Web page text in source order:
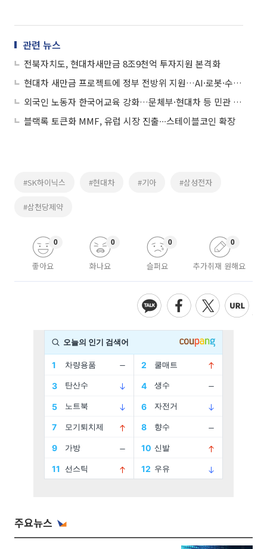
관련 뉴스
전북자치도, 현대차새만금 8조9천억 투자지원 본격화
현대차 새만금 프로젝트에 정부 전방위 지원…AI·로봇·수소 산업 육성
외국인 노동자 한국어교육 강화…문체부·현대차 등 민관 협력 나서
블랙록 토큰화 MMF, 유럽 시장 진출∙∙∙스테이블코인 확장
#SK하이닉스 #현대차 #기아 #삼성전자
#삼천당제약
좋아요
0
화나요
0
슬퍼요
0
추가취재 원해요
0
주요뉴스